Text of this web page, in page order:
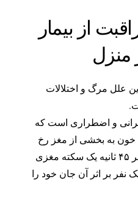
از بیمار
منزل
علل مرگ و اختلالات
و اضطراری است که
خون به بخشی از مغز رخ
می‌دهد. به طور متوسط، هر ۴۵ ثانیه یک سکته مغزی
بر اثر آن جان خود را